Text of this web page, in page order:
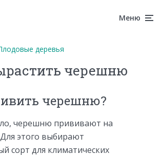
Меню
деревья
черешню
черешню?
черешню прививают на
этого выбирают
сорт для климатических